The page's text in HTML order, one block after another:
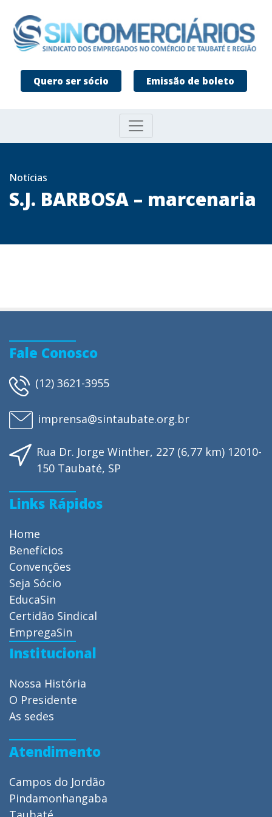
Quero ser sócio Emissão de boleto
Notícias
S.J. BARBOSA – marcenaria
Fale Conosco
(12) 3621-3955
imprensa@sintaubate.org.br
Rua Dr. Jorge Winther, 227 (6,77 km) 12010-
150 Taubaté, SP
Links Rápidos
Home
Benefícios
Convenções
Seja Sócio
EducaSin
Certidão Sindical
EmpregaSin
Institucional
Nossa História
O Presidente
As sedes
Atendimento
Campos do Jordão
Pindamonhangaba